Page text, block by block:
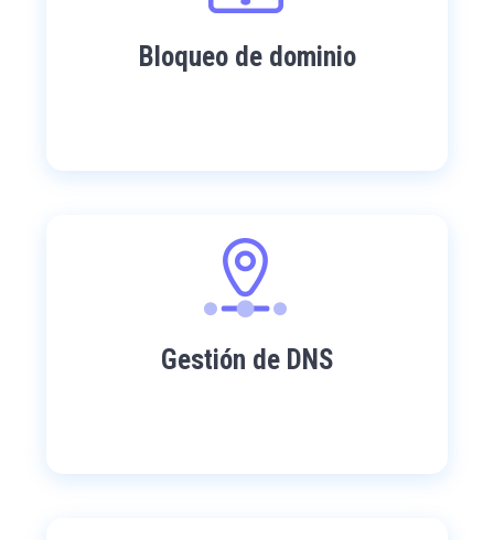
Bloqueo de dominio
Gestión de DNS